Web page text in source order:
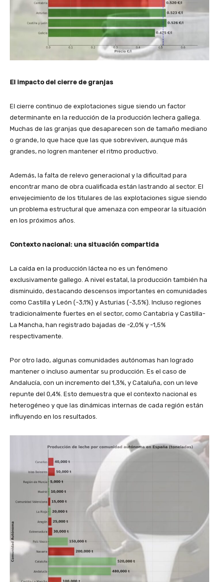
El impacto del cierre de granjas
El cierre continuo de explotaciones sigue siendo un factor
determinante en la reducción de la producción lechera gallega.
Muchas de las granjas que desaparecen son de tamaño mediano
o grande, lo que hace que las que sobreviven, aunque más
grandes, no logren mantener el ritmo productivo.
Además, la falta de relevo generacional y la dificultad para
encontrar mano de obra cualificada están lastrando al sector. El
envejecimiento de los titulares de las explotaciones sigue siendo
un problema estructural que amenaza con empeorar la situación
en los próximos años.
Contexto nacional: una situación compartida
La caída en la producción láctea no es un fenómeno
exclusivamente gallego. A nivel estatal, la producción también ha
disminuido, destacando descensos importantes en comunidades
como Castilla y León (-3,1%) y Asturias (-3,5%). Incluso regiones
tradicionalmente fuertes en el sector, como Cantabria y Castilla-
La Mancha, han registrado bajadas de -2,0% y -1,5%
respectivamente.
Por otro lado, algunas comunidades autónomas han logrado
mantener o incluso aumentar su producción. Es el caso de
Andalucía, con un incremento del 1,3%, y Cataluña, con un leve
repunte del 0,4%. Esto demuestra que el contexto nacional es
heterogéneo y que las dinámicas internas de cada región están
influyendo en los resultados.